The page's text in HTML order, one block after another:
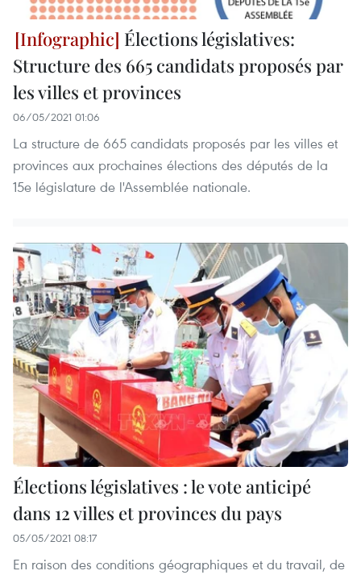
Élections législatives:
Structure des 665 candidats proposés par
les villes et provinces
06/05/2021 01:06
La structure de 665 candidats proposés par les villes et
provinces aux prochaines élections des députés de la
15e législature de l'Assemblée nationale.
Élections législatives : le vote anticipé
dans 12 villes et provinces du pays
05/05/2021 08:17
En raison des conditions géographiques et du travail, de